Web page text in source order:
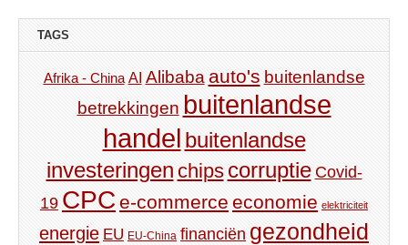
TAGS
Afrika - China AI Alibaba auto's buitenlandse
betrekkingen buitenlandse
handel buitenlandse
investeringen chips corruptie Covid-
19 CPC e-commerce economie elektriciteit
energie EU EU-China financiën gezondheid